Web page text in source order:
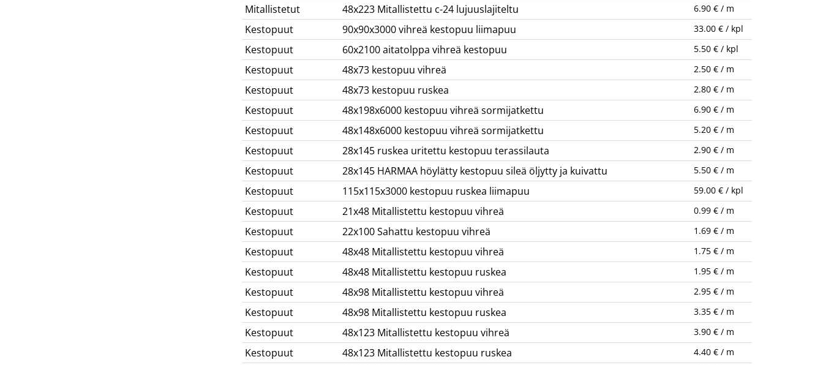
Mitallistetut 48x223 Mitallistettu c-24 lujuuslajiteltu 6.90 € / m
Kestopuut 90x90x3000 vihreä kestopuu liimapuu 33.00 € / kpl
Kestopuut 60x2100 aitatolppa vihreä kestopuu 5.50 € / kpl
Kestopuut 48x73 kestopuu vihreä 2.50 € / m
Kestopuut 48x73 kestopuu ruskea 2.80 € / m
Kestopuut 48x198x6000 kestopuu vihreä sormijatkettu 6.90 € / m
Kestopuut 48x148x6000 kestopuu vihreä sormijatkettu 5.20 € / m
Kestopuut 28x145 ruskea uritettu kestopuu terassilauta 2.90 € / m
Kestopuut 28x145 HARMAA höylätty kestopuu sileä öljytty ja kuivattu 5.50 € / m
Kestopuut 115x115x3000 kestopuu ruskea liimapuu 59.00 € / kpl
Kestopuut 21x48 Mitallistettu kestopuu vihreä 0.99 € / m
Kestopuut 22x100 Sahattu kestopuu vihreä 1.69 € / m
Kestopuut 48x48 Mitallistettu kestopuu vihreä 1.75 € / m
Kestopuut 48x48 Mitallistettu kestopuu ruskea 1.95 € / m
Kestopuut 48x98 Mitallistettu kestopuu vihreä 2.95 € / m
Kestopuut 48x98 Mitallistettu kestopuu ruskea 3.35 € / m
Kestopuut 48x123 Mitallistettu kestopuu vihreä 3.90 € / m
Kestopuut 48x123 Mitallistettu kestopuu ruskea 4.40 € / m